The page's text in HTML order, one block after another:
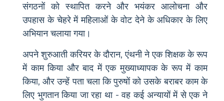
संगठनों को स्थापित करने और भयंकर आलोचना और
उपहास के चेहरे में महिलाओं के वोट देने के अधिकार के लिए
अभियान चलाया गया।
अपने शुरुआती करियर के दौरान, एंथनी ने एक शिक्षक के रूप
में काम किया और बाद में एक मुख्याध्यापक के रूप में काम
किया, और उन्हें पता चला कि पुरुषों को उसके बराबर काम के
लिए भुगतान किया जा रहा था - वह कई अन्यायों में से एक ने